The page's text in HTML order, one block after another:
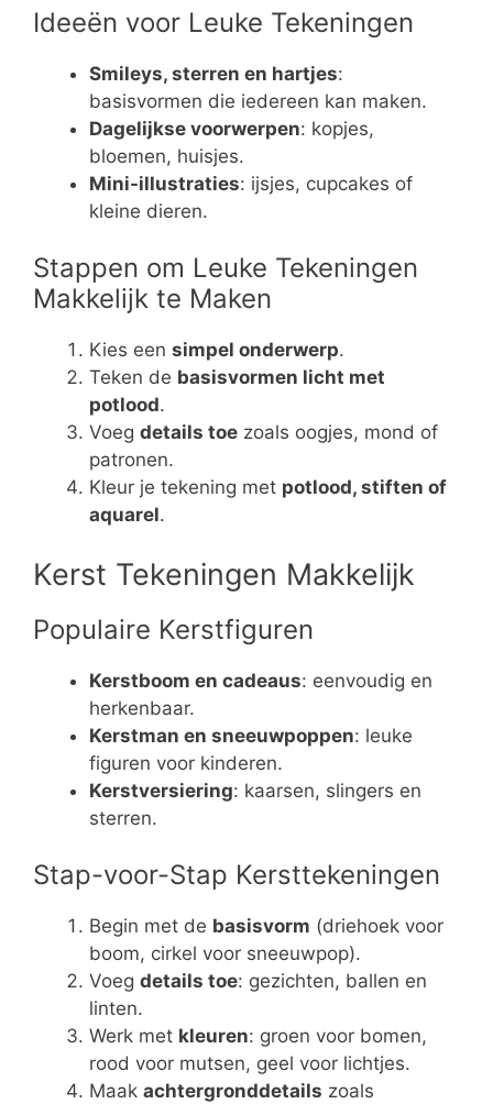
Ideeën voor Leuke Tekeningen
Smileys, sterren en hartjes:
basisvormen die iedereen kan maken.
Dagelijkse voorwerpen: kopjes,
bloemen, huisjes.
Mini-illustraties: ijsjes, cupcakes of
kleine dieren.
Stappen om Leuke Tekeningen
Makkelijk te Maken
Kies een simpel onderwerp.
Teken de basisvormen licht met
potlood.
Voeg details toe zoals oogjes, mond of
patronen.
Kleur je tekening met potlood, stiften of
aquarel.
Kerst Tekeningen Makkelijk
Populaire Kerstfiguren
Kerstboom en cadeaus: eenvoudig en
herkenbaar.
Kerstman en sneeuwpoppen: leuke
figuren voor kinderen.
Kerstversiering: kaarsen, slingers en
sterren.
Stap-voor-Stap Kersttekeningen
Begin met de basisvorm (driehoek voor
boom, cirkel voor sneeuwpop).
Voeg details toe: gezichten, ballen en
linten.
Werk met kleuren: groen voor bomen,
rood voor mutsen, geel voor lichtjes.
Maak achtergronddetails zoals